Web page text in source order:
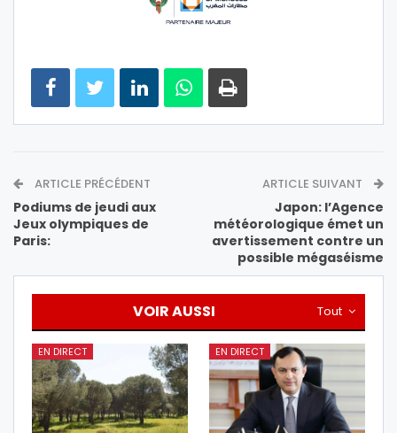
ARTICLE PRÉCÉDENT
Podiums de jeudi aux
Jeux olympiques de
Paris:
ARTICLE SUIVANT
Japon: l’Agence
météorologique émet un
avertissement contre un
possible mégaséisme
Tout
VOIR AUSSI
EN DIRECT EN DIRECT